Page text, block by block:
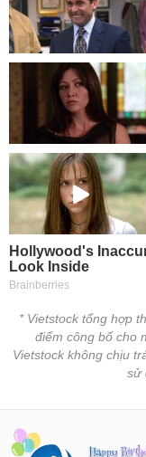
* Vietstock tổng hợp
điểm công bố cho
Vietstock không chịu
sử